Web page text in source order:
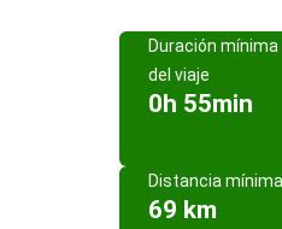
Duración mínima
del viaje
0h 55min
Distancia mínima
69 km